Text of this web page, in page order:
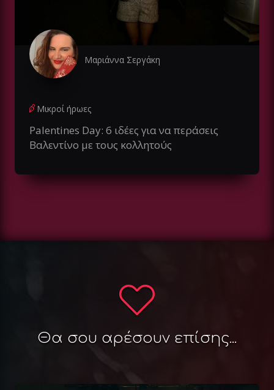
Μαριάννα Σεργάκη
Μικροί ήρωες
Palentines Day: 6 ιδέες για να περάσεις
Βαλεντίνο με τους κολλητούς
Θα σου αρέσουν επίσης...